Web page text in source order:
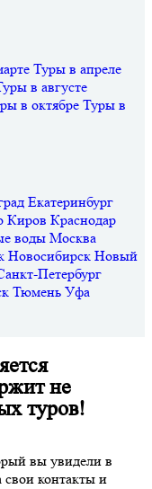
Туры в апреле
в августе
в октябре Туры в
Екатеринбург
Киров Краснодар
воды Москва
Новосибирск Новый
Петербург
Тюмень Уфа
не
туров!
вы увидели в
свои контакты и